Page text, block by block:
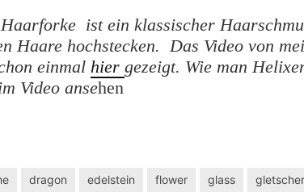
ist ein klassischer
Haare hochstecken. Das Video von
einmal hier gezeigt. Wie man
Video ansehen
dragon edelstein flower glass